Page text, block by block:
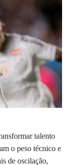
talento
o peso técnico e
de oscilação,